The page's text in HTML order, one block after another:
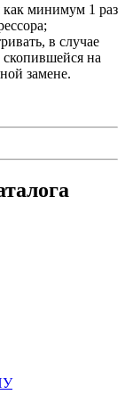
как минимум 1 раз
в случае
на
замене.